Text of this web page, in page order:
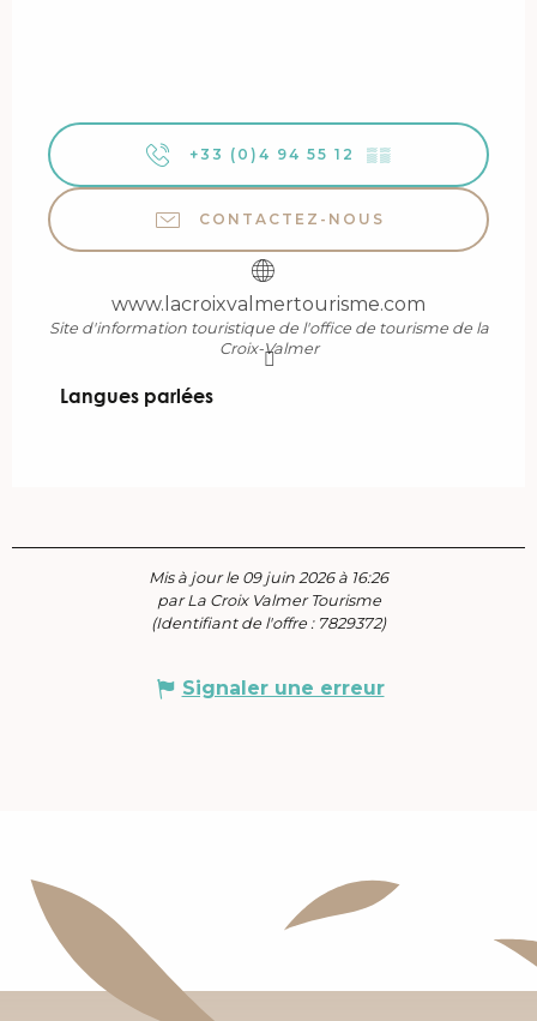
+33 (0)4 94 55 12 ▒▒
CONTACTEZ-NOUS
www.lacroixvalmertourisme.com
Site d'information touristique de l'office de tourisme de la
Croix-Valmer
Langues parlées
Langues parlées
Mis à jour le 09 juin 2026 à 16:26
par La Croix Valmer Tourisme
(Identifiant de l'offre : 7829372)
Signaler une erreur